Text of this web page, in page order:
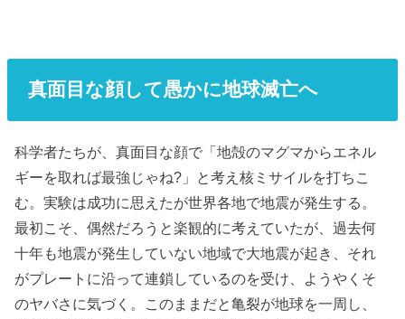
真面目な顔して愚かに地球滅亡へ
科学者たちが、真面目な顔で「地殻のマグマからエネル
ギーを取れば最強じゃね?」と考え核ミサイルを打ちこ
む。実験は成功に思えたが世界各地で地震が発生する。
最初こそ、偶然だろうと楽観的に考えていたが、過去何
十年も地震が発生していない地域で大地震が起き、それ
がプレートに沿って連鎖しているのを受け、ようやくそ
のヤバさに気づく。このままだと亀裂が地球を一周し、